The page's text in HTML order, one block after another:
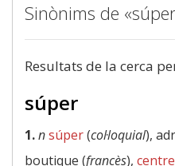
Sinònims de
Resultats de la cerca
súper
1.nsúper(col·loquial),
boutique (francès),